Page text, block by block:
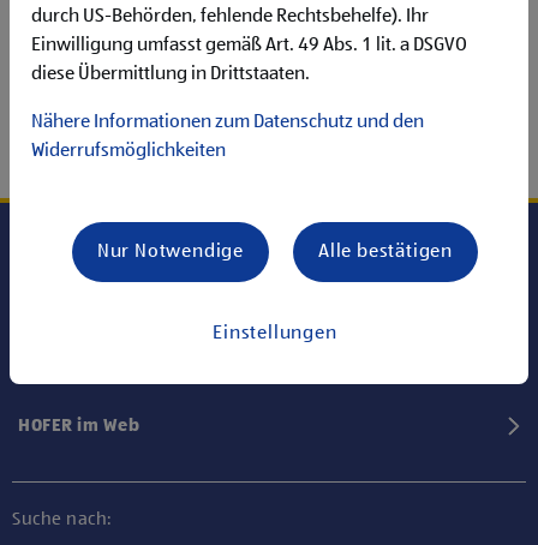
HOFER im Web
Suche nach:
durch US-Behörden, fehlende Rechtsbehelfe). Ihr
Einwilligung umfasst gemäß Art. 49 Abs. 1 lit. a DSGVO
diese Übermittlung in Drittstaaten.
Nähere Informationen zum Datenschutz und den
Widerrufsmöglichkeiten
Einstellungen
Nur Notwendige Alle bestätigen